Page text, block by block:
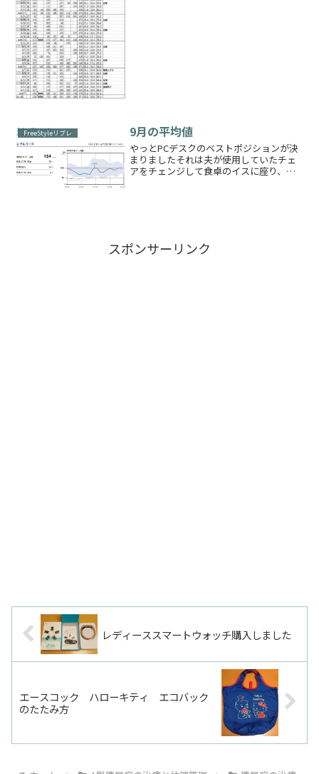
FreeStyleリブレ 9月の平均値
やっとPCデスクのベストポジションが決
まりましたそれは夫が使用していたチェ
アをチェンジして食卓のイスに座り、更
スポンサーリンク
レディーススマートウォッチ購入しました
エースコック ハローキティ エコバック
のたたみ方